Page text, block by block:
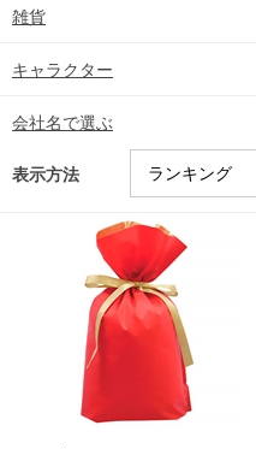
雑貨
キャラクター
会社名で選ぶ
表示方法